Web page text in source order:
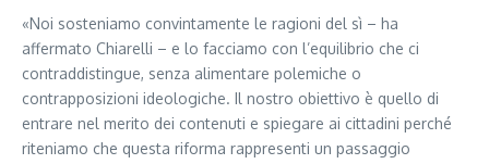
«Noi sosteniamo convintamente le ragioni del sì – ha
affermato Chiarelli – e lo facciamo con l’equilibrio che ci
contraddistingue, senza alimentare polemiche o
contrapposizioni ideologiche. Il nostro obiettivo è quello di
entrare nel merito dei contenuti e spiegare ai cittadini perché
riteniamo che questa riforma rappresenti un passaggio